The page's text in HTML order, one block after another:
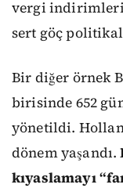
vergi
sert göç
Bir diğer örnek
birisinde 652
yönetildi.
dönem yaşandı.
kıyaslamayı